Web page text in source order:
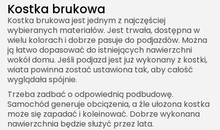
Kostka brukowa
Kostka brukowa jest jednym z najczęściej
wybieranych materiałów. Jest trwała, dostępna w
wielu kolorach i dobrze pasuje do podjazdów. Można
ją łatwo dopasować do istniejących nawierzchni
wokół domu. Jeśli podjazd jest już wykonany z kostki,
wiata powinna zostać ustawiona tak, aby całość
wyglądała spójnie.
Trzeba zadbać o odpowiednią podbudowę.
Samochód generuje obciążenia, a źle ułożona kostka
może się zapadać i koleinować. Dobrze wykonana
nawierzchnia będzie służyć przez lata.